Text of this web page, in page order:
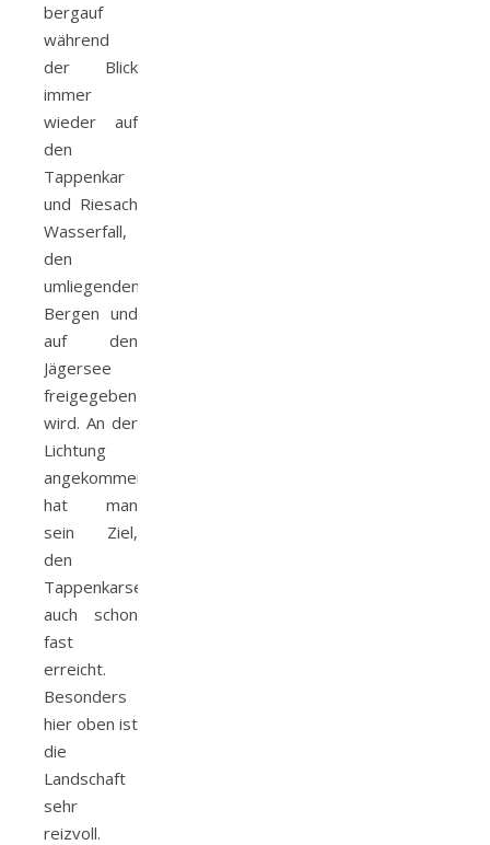
bergauf
während
der Blick
immer
wieder auf
den
Tappenkar
und Riesach
Wasserfall,
den
umliegenden
Bergen und
auf den
Jägersee
freigegeben
wird. An der
Lichtung
angekommen,
hat man
sein Ziel,
den
Tappenkarsee,
auch schon
fast
erreicht.
Besonders
hier oben ist
die
Landschaft
sehr
reizvoll.